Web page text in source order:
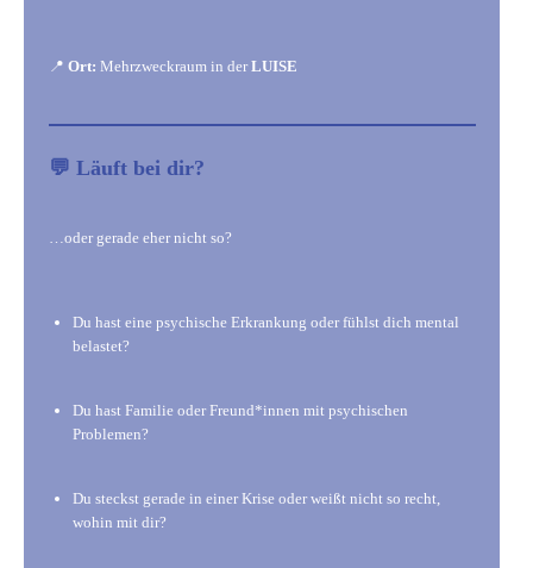
📍 Ort: Mehrzweckraum in derLUISE
💬 Läuft bei dir?
…oder gerade eher nicht so?
Du hast eine psychische Erkrankung oder fühlst dich mental
belastet?
Du hast Familie oder Freund*innen mit psychischen
Problemen?
Du steckst gerade in einer Krise oder weißt nicht so recht,
wohin mit dir?